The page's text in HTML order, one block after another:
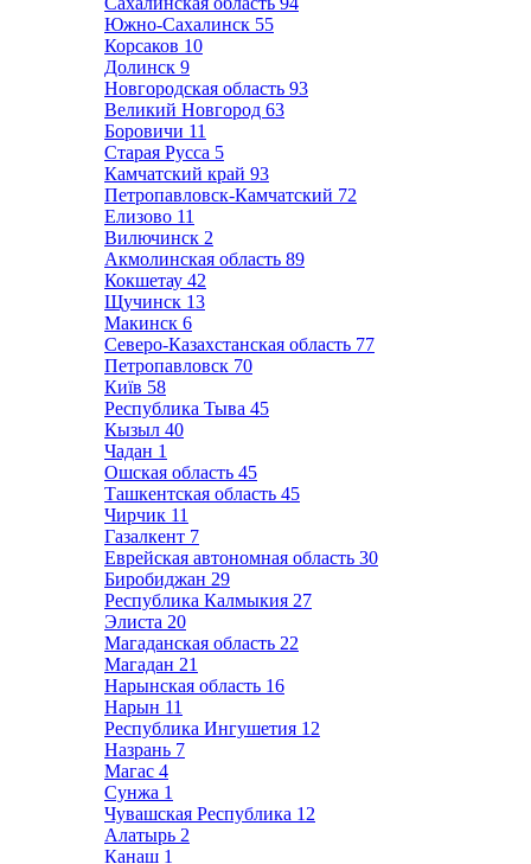
Южно-Сахалинск 55
Корсаков 10
Долинск 9
Новгородская область 93
Великий Новгород 63
Боровичи 11
Старая Русса 5
Камчатский край 93
Петропавловск-Камчатский 72
Елизово 11
Вилючинск 2
Акмолинская область 89
Кокшетау 42
Щучинск 13
Макинск 6
Северо-Казахстанская область 77
Петропавловск 70
Київ 58
Республика Тыва 45
Кызыл 40
Чадан 1
Ошская область 45
Ташкентская область 45
Чирчик 11
Газалкент 7
Еврейская автономная область 30
Биробиджан 29
Республика Калмыкия 27
Элиста 20
Магаданская область 22
Магадан 21
Нарынская область 16
Нарын 11
Республика Ингушетия 12
Назрань 7
Магас 4
Сунжа 1
Чувашская Республика 12
Алатырь 2
Канаш 1